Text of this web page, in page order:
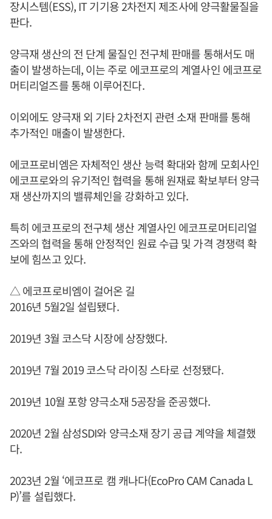
장시스템(ESS), IT 기기용 2차전지 제조사에 양극활물질을
판다.
양극재 생산의 전 단계 물질인 전구체 판매를 통해서도 매
출이 발생하는데, 이는 주로 에코프로의 계열사인 에코프로
머티리얼즈를 통해 이루어진다.
이외에도 양극재 외 기타 2차전지 관련 소재 판매를 통해
추가적인 매출이 발생한다.
에코프로비엠은 자체적인 생산 능력 확대와 함께 모회사인
에코프로와의 유기적인 협력을 통해 원재료 확보부터 양극
재 생산까지의 밸류체인을 강화하고 있다.
특히 에코프로의 전구체 생산 계열사인 에코프로머티리얼
즈와의 협력을 통해 안정적인 원료 수급 및 가격 경쟁력 확
보에 힘쓰고 있다.
△ 에코프로비엠이 걸어온 길
2016년 5월2일 설립됐다.
2019년 3월 코스닥 시장에 상장했다.
2019년 7월 2019 코스닥 라이징 스타로 선정됐다.
2019년 10월 포항 양극소재 5공장을 준공했다.
2020년 2월 삼성SDI와 양극소재 장기 공급 계약을 체결했
다.
2023년 2월 ‘에코프로 캠 캐나다(EcoPro CAM Canada L
P)’를 설립했다.